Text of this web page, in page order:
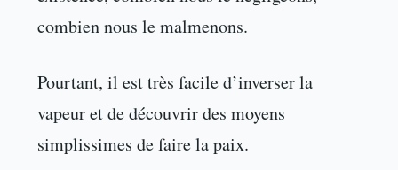
combien nous le malmenons.
Pourtant, il est très facile d’inverser la
vapeur et de découvrir des moyens
simplissimes de faire la paix.